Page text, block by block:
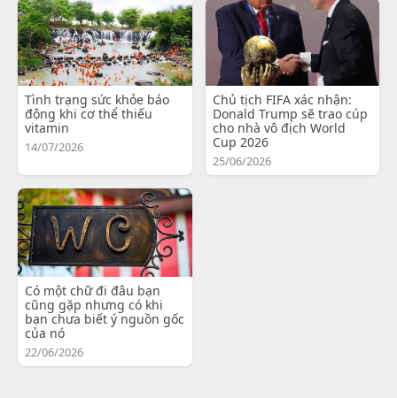
Tình trạng sức khỏe báo
động khi cơ thể thiếu
vitamin
14/07/2026
Chủ tịch FIFA xác nhận:
Donald Trump sẽ trao cúp
cho nhà vô địch World
Cup 2026
25/06/2026
Có một chữ đi đâu bạn
cũng gặp nhưng có khi
bạn chưa biết ý nguồn gốc
của nó
22/06/2026